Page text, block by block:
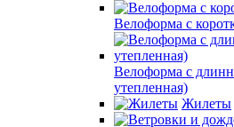
Велоформа с
Велоформа с
утепленная)
Жилеты